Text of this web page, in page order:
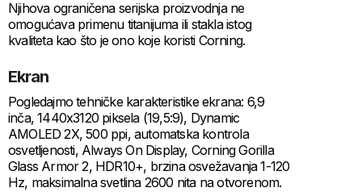
Njihova ograničena serijska proizvodnja ne
omogućava primenu titanijuma ili stakla istog
kvaliteta kao što je ono koje koristi Corning.
Ekran
Pogledajmo tehničke karakteristike ekrana: 6,9
inča, 1440x3120 piksela (19,5:9), Dynamic
AMOLED 2X, 500 ppi, automatska kontrola
osvetljenosti, Always On Display, Corning Gorilla
Glass Armor 2, HDR10+, brzina osvežavanja 1-120
Hz, maksimalna svetlina 2600 nita na otvorenom.